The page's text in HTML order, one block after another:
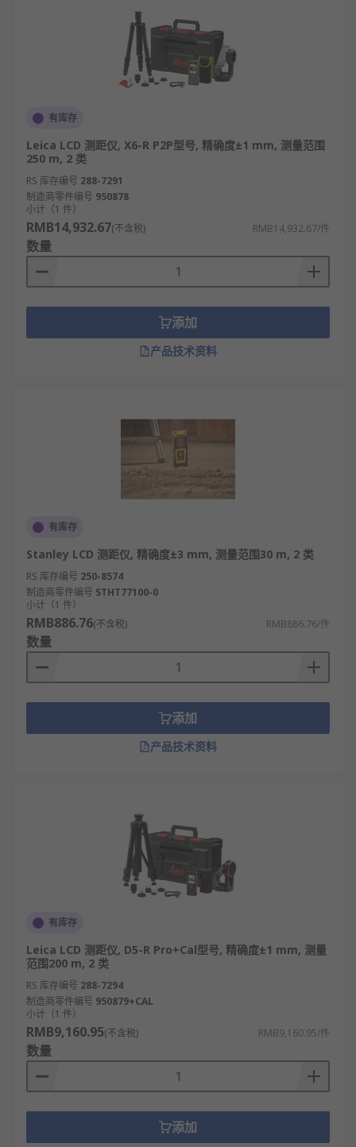
有库存
Leica LCD 测距仪, X6-R P2P型号, 精确度±1 mm, 测量范围
250 m, 2 类
RS 库存编号 288-7291
制造商零件编号 950878
小计（1 件）
RMB14,932.67(不含税) RMB14,932.67/件
数量
添加
产品技术资料
有库存
Stanley LCD 测距仪, 精确度±3 mm, 测量范围30 m, 2 类
RS 库存编号 250-8574
制造商零件编号 STHT77100-0
小计（1 件）
RMB886.76(不含税) RMB886.76/件
数量
添加
产品技术资料
有库存
Leica LCD 测距仪, D5-R Pro+Cal型号, 精确度±1 mm, 测量
范围200 m, 2 类
RS 库存编号 288-7294
制造商零件编号 950879+CAL
小计（1 件）
RMB9,160.95(不含税) RMB9,160.95/件
数量
添加